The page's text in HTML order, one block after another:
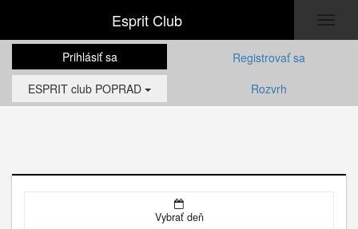
Esprit Club
Prihlásiť sa
Registrovať sa
ESPRIT club POPRAD
Rozvrh
Vybrať deň